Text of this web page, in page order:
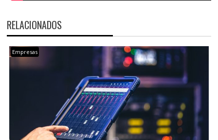
RELACIONADOS
Empresas